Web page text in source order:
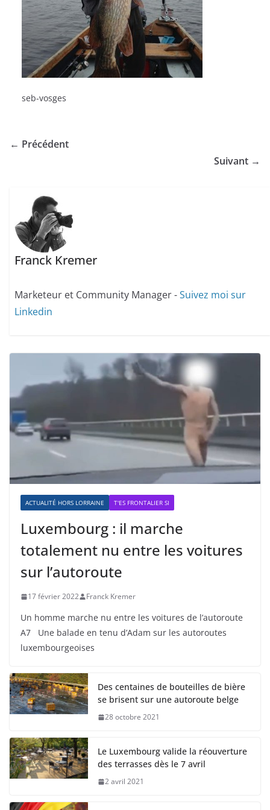
seb-vosges
← Précédent
Suivant →
Franck Kremer
Marketeur et Community Manager -Suivez moi sur
Linkedin
ACTUALITÉ HORS LORRAINE T'ES FRONTALIER SI
Luxembourg : il marche
totalement nu entre les voitures
sur l’autoroute
17 février 2022 Franck Kremer
Un homme marche nu entre les voitures de l’autoroute
A7 Une balade en tenu d’Adam sur les autoroutes
luxembourgeoises
Des centaines de bouteilles de bière
se brisent sur une autoroute belge
28 octobre 2021
Le Luxembourg valide la réouverture
des terrasses dès le 7 avril
2 avril 2021